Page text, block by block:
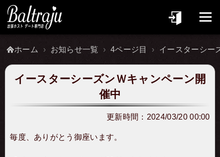
ホーム お知らせ一覧 4ページ目 イースターシー
イースターシーズンＷキャンペーン開
催中
更新時間： 2024/03/20 00:00
毎度、ありがとう御座います。